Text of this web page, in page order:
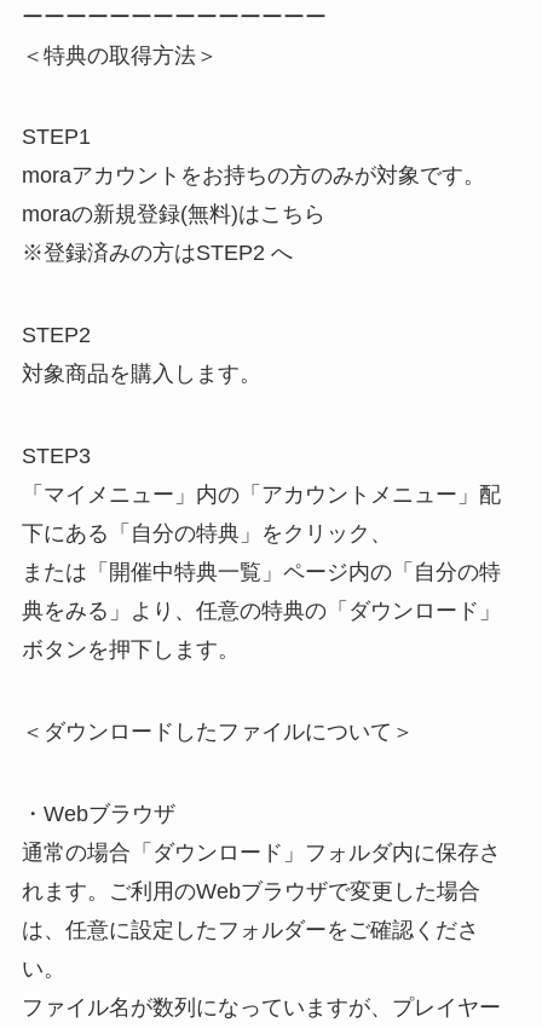
ーーーーーーーーーーーーーー
＜特典の取得方法＞
STEP1
moraアカウントをお持ちの方のみが対象です。
moraの新規登録(無料)はこちら
※登録済みの方はSTEP2 へ
STEP2
対象商品を購入します。
STEP3
「マイメニュー」内の「アカウントメニュー」配
下にある「自分の特典」をクリック、
または「開催中特典一覧」ページ内の「自分の特
典をみる」より、任意の特典の「ダウンロード」
ボタンを押下します。
＜ダウンロードしたファイルについて＞
・Webブラウザ
通常の場合「ダウンロード」フォルダ内に保存さ
れます。ご利用のWebブラウザで変更した場合
は、任意に設定したフォルダーをご確認くださ
い。
ファイル名が数列になっていますが、プレイヤー